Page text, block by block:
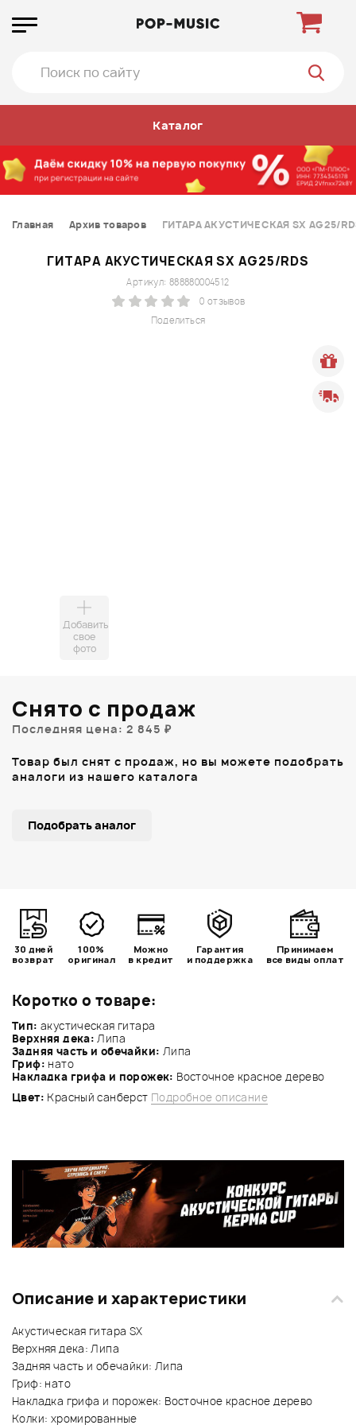
Каталог
Главная Архив товаров ГИТАРА АКУСТИЧЕСКАЯ SX AG25/
ГИТАРА АКУСТИЧЕСКАЯ SX AG25/RDS
Поделиться
Артикул: 888880004512
0 отзывов
Добавить
свое
фото
Коротко о товаре:
Тип: акустическая гитара
Верхняя дека: Липа
Задняя часть и обечайки: Липа
Гриф: нато
Накладка грифа и порожек: Восточное красное дерево
Цвет: Красный санберст Подробное описание
Снято с продаж
Последняя цена: 2 845 ₽
Товар был снят с продаж, но вы можете подобрать
аналоги из нашего каталога
Подобрать аналог
30 дней
возврат
100%
оригинал
Можно
в кредит
Гарантия
и поддержка
Принимаем
все виды оплат
Описание и характеристики
Акустическая гитара SX
Верхняя дека: Липа
Задняя часть и обечайки: Липа
Гриф: нато
Накладка грифа и порожек: Восточное красное дерево
Колки: хромированные